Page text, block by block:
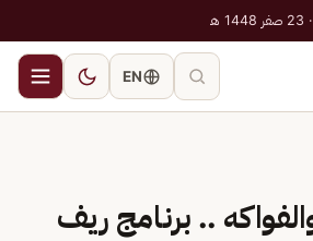
EN
.. برنامج ريف